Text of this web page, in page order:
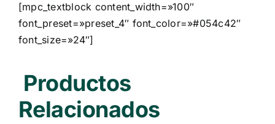
[mpc_textblock content_width=»100″
font_preset=»preset_4″ font_color=»#054c42″
font_size=»24″]
Productos
Relacionados